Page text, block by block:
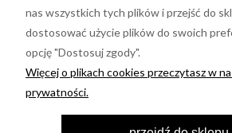
Informacje
Moje konto
nas wszystkich tych plików i przejść do
dostosować użycie plików do swoich
opcję "Dostosuj zgody".
Więcej o plikach cookies przeczytasz w
prywatności.